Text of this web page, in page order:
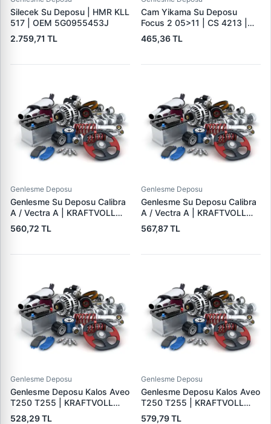
Silecek Su Deposu | HMR KLL
517 | OEM 5G0955453J
2.759,71 TL
Cam Yikama Su Deposu
Focus 2 05>11 | CS 4213 |
OEM 4M51 13K163 AG
465,36 TL
Genlesme Deposu
Genlesme Su Deposu Calibra
A / Vectra A | KRAFTVOLL
08020520 | OEM 1304640
9035629
560,72 TL
Genlesme Deposu
Genlesme Su Deposu Calibra
A / Vectra A | KRAFTVOLL
08020437 | OEM 1304640
9035629
567,87 TL
Genlesme Deposu
Genlesme Deposu Kalos Aveo
T250 T255 | KRAFTVOLL
08020451 | OEM 96930818
528,29 TL
Genlesme Deposu
Genlesme Deposu Kalos Aveo
T250 T255 | KRAFTVOLL
08020526 | OEM 96930818
579,79 TL